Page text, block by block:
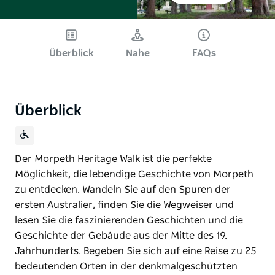
Überblick Nahe FAQs
Überblick
Der Morpeth Heritage Walk ist die perfekte
Möglichkeit, die lebendige Geschichte von Morpeth
zu entdecken. Wandeln Sie auf den Spuren der
ersten Australier, finden Sie die Wegweiser und
lesen Sie die faszinierenden Geschichten und die
Geschichte der Gebäude aus der Mitte des 19.
Jahrhunderts. Begeben Sie sich auf eine Reise zu 25
bedeutenden Orten in der denkmalgeschützten